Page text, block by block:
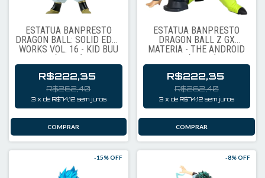
ESTÁTUA BANPRESTO
DRAGON BALL: SOLID EDGE
WORKS VOL. 16 - KID BUU
(91089)
R$222,35
R$262,40
3 x de R$74,12 sem juros
ESTÁTUA BANPRESTO
DRAGON BALL Z GX
MATERIA - THE ANDROID
16 (98287)
R$222,35
R$262,40
3 xdeR$74,12 sem juros
-15% OFF -8% OFF